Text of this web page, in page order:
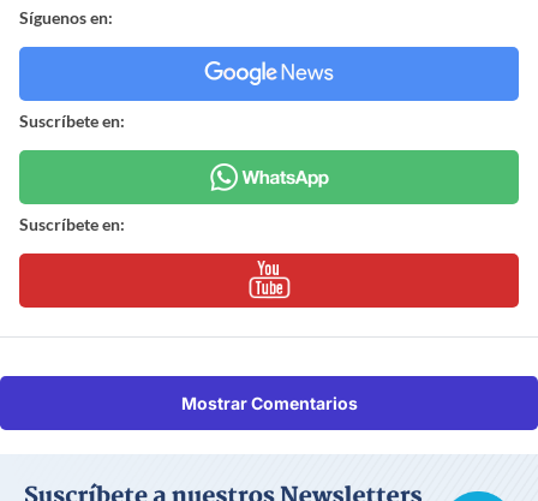
Síguenos en:
Suscríbete en:
Suscríbete en:
Mostrar Comentarios